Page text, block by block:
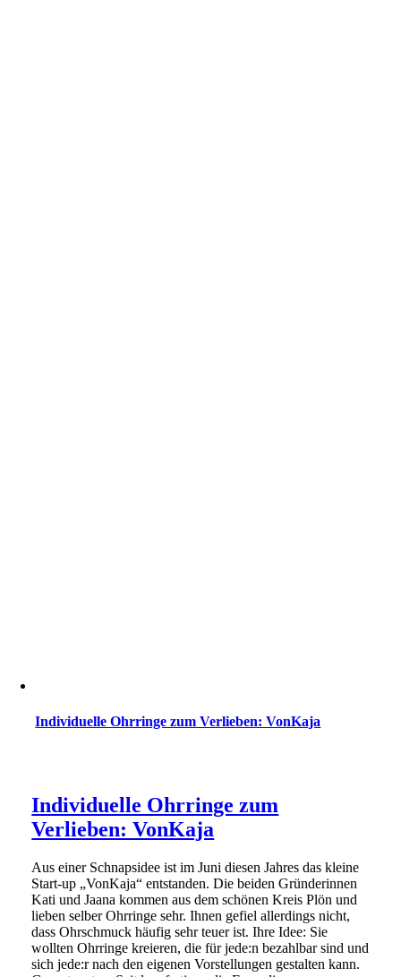
Individuelle Ohrringe zum Verlieben: VonKaja
Individuelle Ohrringe zum
Verlieben: VonKaja
Aus einer Schnapsidee ist im Juni diesen Jahres das kleine
Start-up „VonKaja“ entstanden. Die beiden Gründerinnen
Kati und Jaana kommen aus dem schönen Kreis Plön und
lieben selber Ohrringe sehr. Ihnen gefiel allerdings nicht,
dass Ohrschmuck häufig sehr teuer ist. Ihre Idee: Sie
wollten Ohrringe kreieren, die für jede:n bezahlbar sind und
sich jede:r nach den eigenen Vorstellungen gestalten kann.